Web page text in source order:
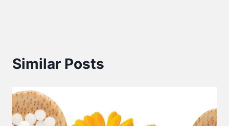
Similar Posts